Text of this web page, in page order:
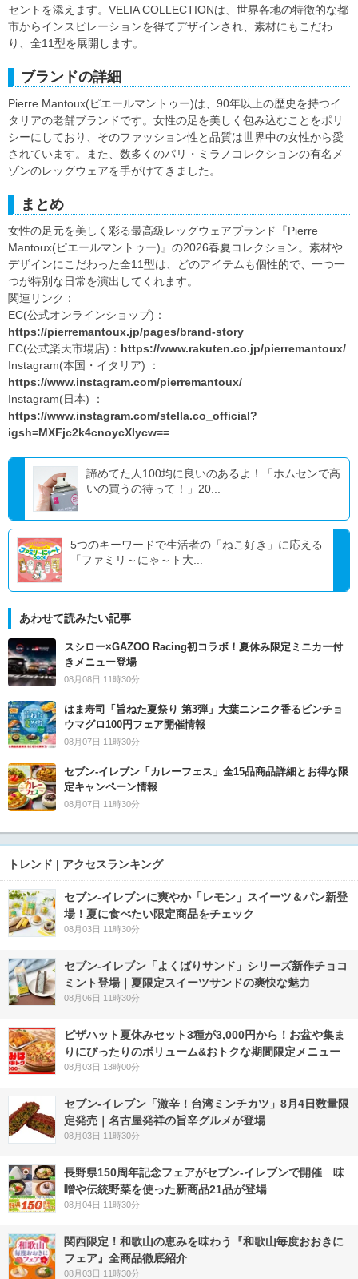
セントを添えます。VELIA COLLECTIONは、世界各地の特徴的な都
市からインスピレーションを得てデザインされ、素材にもこだわ
り、全11型を展開します。
ブランドの詳細
Pierre Mantoux(ピエールマントゥー)は、90年以上の歴史を持つイ
タリアの老舗ブランドです。女性の足を美しく包み込むことをポリ
シーにしており、そのファッション性と品質は世界中の女性から愛
されています。また、数多くのパリ・ミラノコレクションの有名メ
ゾンのレッグウェアを手がけてきました。
まとめ
女性の足元を美しく彩る最高級レッグウェアブランド『Pierre
Mantoux(ピエールマントゥー)』の2026春夏コレクション。素材や
デザインにこだわった全11型は、どのアイテムも個性的で、一つ一
つが特別な日常を演出してくれます。
関連リンク：
EC(公式オンラインショップ)：
https://pierremantoux.jp/pages/brand-story
EC(公式楽天市場店)： https://www.rakuten.co.jp/pierremantoux/
Instagram(本国・イタリア) ：
https://www.instagram.com/pierremantoux/
Instagram(日本) ：
https://www.instagram.com/stella.co_official?
igsh=MXFjc2k4cnoycXIycw==
諦めてた人100均に良いのあるよ！「ホムセンで高
いの買うの待って！」20...
5つのキーワードで生活者の「ねこ好き」に応える
「ファミリ～にゃ～ト大...
あわせて読みたい記事
スシロー×GAZOO Racing初コラボ！夏休み限定ミニカー付
きメニュー登場
08月08日 11時30分
はま寿司「旨ねた夏祭り 第3弾」大葉ニンニク香るビンチョ
ウマグロ100円フェア開催情報
08月07日 11時30分
セブン‐イレブン「カレーフェス」全15品商品詳細とお得な限
定キャンペーン情報
08月07日 11時30分
トレンド | アクセスランキング
セブン‐イレブンに爽やか「レモン」スイーツ＆パン新登
場！夏に食べたい限定商品をチェック
08月03日 11時30分
セブン‐イレブン「よくばりサンド」シリーズ新作チョコ
ミント登場｜夏限定スイーツサンドの爽快な魅力
08月06日 11時30分
ピザハット夏休みセット3種が3,000円から！お盆や集ま
りにぴったりのボリューム&おトクな期間限定メニュー
08月03日 13時00分
セブン-イレブン「激辛！台湾ミンチカツ」8月4日数量限
定発売｜名古屋発祥の旨辛グルメが登場
08月03日 11時30分
長野県150周年記念フェアがセブン-イレブンで開催 味
噌や伝統野菜を使った新商品21品が登場
08月04日 11時30分
関西限定！和歌山の恵みを味わう『和歌山毎度おおきに
フェア』全商品徹底紹介
08月03日 11時30分